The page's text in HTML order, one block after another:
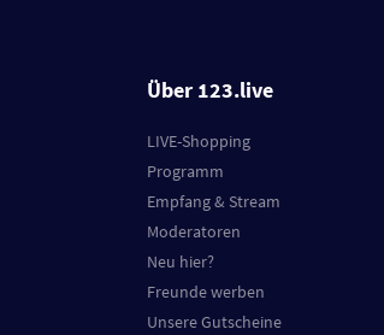
Über 123.live
LIVE-Shopping
Programm
Empfang & Stream
Moderatoren
Neu hier?
Freunde werben
Unsere Gutscheine